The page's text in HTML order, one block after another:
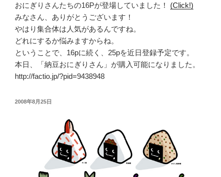
おにぎりさんたちの16Pが登場していました！
(Click!)
みなさん、ありがとうございます！
やはり集合体は人気があるんですね。
どれにするか悩みますからね。
ということで、16pに続く、25pを近日登録予定です。
本日、「納豆おにぎりさん」が購入可能になりました。
http://factio.jp/?pid=9438948
投
2008年8月25日